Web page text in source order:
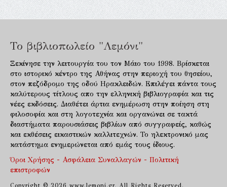
Το βιβλιοπωλείο "Λεμόνι"
Ξεκίνησε την λειτουργία του τον Μάιο του 1998. Βρίσκεται
στο ιστορικό κέντρο της Αθήνας στην περιοχή του θησείου,
στον πεζόδρομο της οδού Ηρακλειδών. Επιλέγει πάντα τους
καλύτερους τίτλους απο την ελληνική βιβλιογραφία και τις
νέες εκδόσεις. Διαθέτει άρτια ενημέρωση στην ποίηση στη
φιλοσοφία και στη λογοτεχνία και οργανώνει σε τακτά
διαστήματα παρουσιάσεις βιβλίων από συγγραφείς, καθώς
και εκθέσεις εικαστικών καλλιτεχνών. Το ηλεκτρονικό μας
κατάστημα ενημερώνεται από εμάς τους ίδιους.
Όροι Χρήσης - Ασφάλεια Συναλλαγών - Πολιτική
επιστροφών
Copyright © 2026 www.lemoni.gr. All Rights Reserved.